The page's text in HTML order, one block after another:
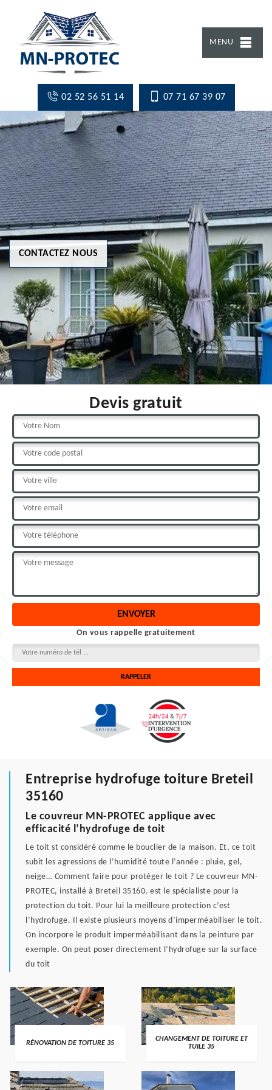
MENU
02 52 56 51 14 07 71 67 39 07
CONTACTEZ NOUS
Devis gratuit
On vous rappelle gratuitement
Entreprise hydrofuge toiture Breteil
35160
Le couvreur MN-PROTEC applique avec
efficacité l’hydrofuge de toit
Le toit st considéré comme le bouclier de la maison. Et, ce toit
subit les agressions de l’humidité toute l’année : pluie, gel,
neige… Comment faire pour protéger le toit ? Le couvreur MN-
PROTEC, installé à Breteil 35160, est le spécialiste pour la
protection du toit. Pour lui la meilleure protection c’est
l’hydrofuge. Il existe plusieurs moyens d’imperméabiliser le toit.
On incorpore le produit imperméabilisant dans la peinture par
exemple. On peut poser directement l’hydrofuge sur la surface
du toit
RÉNOVATION DE TOITURE 35
CHANGEMENT DE TOITURE ET
TUILE 35